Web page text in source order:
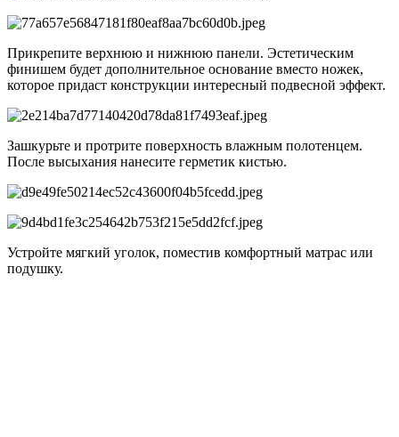
Прикрепите верхнюю и нижнюю панели. Эстетическим
финишем будет дополнительное основание вместо ножек,
которое придаст конструкции интересный подвесной эффект.
Зашкурьте и протрите поверхность влажным полотенцем.
После высыхания нанесите герметик кистью.
Устройте мягкий уголок, поместив комфортный матрас или
подушку.